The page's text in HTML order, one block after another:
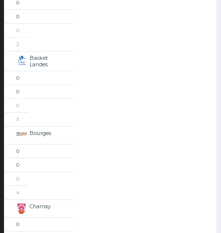
0
0
0
2
Basket
Landes
0
0
0
3
Bourges
0
0
0
4
Charnay
0